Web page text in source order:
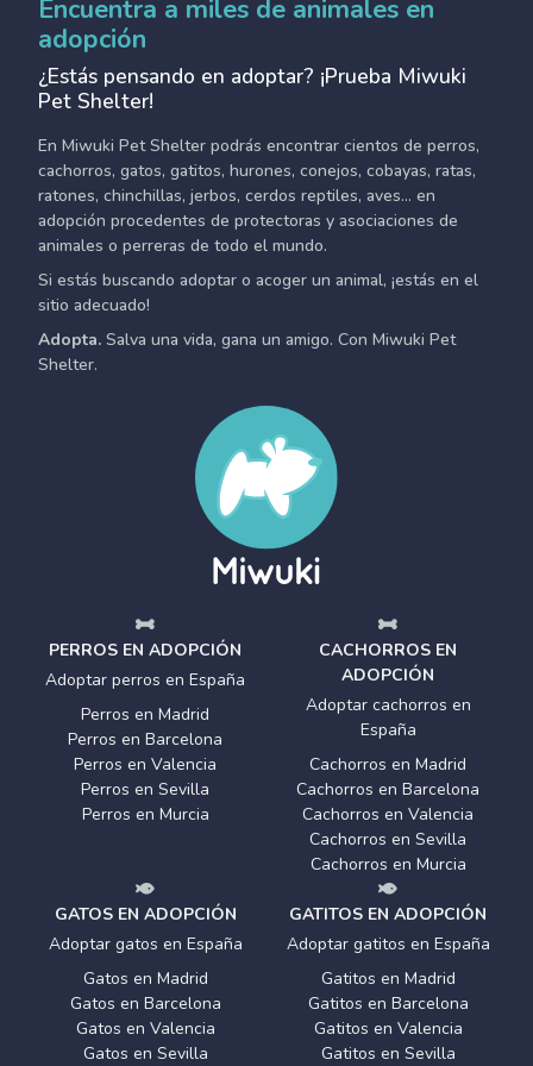
Encuentra a miles de animales en
adopción
¿Estás pensando en adoptar? ¡Prueba Miwuki
Pet Shelter!
En Miwuki Pet Shelter podrás encontrar cientos de perros,
cachorros, gatos, gatitos, hurones, conejos, cobayas, ratas,
ratones, chinchillas, jerbos, cerdos reptiles, aves... en
adopción procedentes de protectoras y asociaciones de
animales o perreras de todo el mundo.
Si estás buscando adoptar o acoger un animal, ¡estás en el
sitio adecuado!
Adopta. Salva una vida, gana un amigo. Con Miwuki Pet
Shelter.
PERROS EN ADOPCIÓN
Adoptar perros en España
Perros en Madrid
Perros en Barcelona
Perros en Valencia
Perros en Sevilla
Perros en Murcia
CACHORROS EN
ADOPCIÓN
Adoptar cachorros en
España
Cachorros en Madrid
Cachorros en Barcelona
Cachorros en Valencia
Cachorros en Sevilla
Cachorros en Murcia
GATOS EN ADOPCIÓN
Adoptar gatos en España
Gatos en Madrid
Gatos en Barcelona
Gatos en Valencia
Gatos en Sevilla
GATITOS EN ADOPCIÓN
Adoptar gatitos en España
Gatitos en Madrid
Gatitos en Barcelona
Gatitos en Valencia
Gatitos en Sevilla